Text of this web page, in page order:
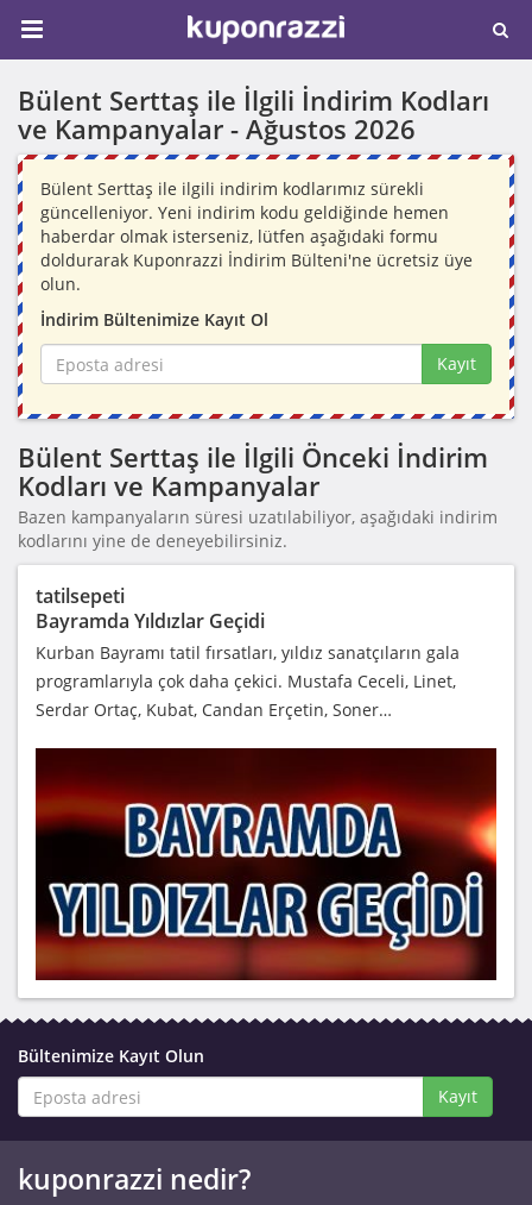
Bülent Serttaş ile İlgili İndirim Kodları
ve Kampanyalar - Ağustos 2026
Bülent Serttaş ile ilgili indirim kodlarımız sürekli
güncelleniyor. Yeni indirim kodu geldiğinde hemen
haberdar olmak isterseniz, lütfen aşağıdaki formu
doldurarak Kuponrazzi İndirim Bülteni'ne ücretsiz üye
olun.
İndirim Bültenimize Kayıt Ol
Kayıt
Bülent Serttaş ile İlgili Önceki İndirim
Kodları ve Kampanyalar
Bazen kampanyaların süresi uzatılabiliyor, aşağıdaki indirim
kodlarını yine de deneyebilirsiniz.
tatilsepeti
Bayramda Yıldızlar Geçidi
Kurban Bayramı tatil fırsatları, yıldız sanatçıların gala
programlarıyla çok daha çekici. Mustafa Ceceli, Linet,
Serdar Ortaç, Kubat, Candan Erçetin, Soner…
Bültenimize Kayıt Olun
Kayıt
kuponrazzi nedir?